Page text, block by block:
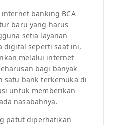
banking BCA
baru yang harus
setia layanan
digital seperti saat ini,
melalui internet
bagi banyak
satu bank terkemuka di
untuk memberikan
nasabahnya.
patut diperhatikan